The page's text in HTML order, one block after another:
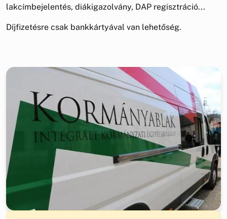
lakcímbejelentés, diákigazolvány, DAP regisztráció...
Díjfizetésre csak bankkártyával van lehetőség.